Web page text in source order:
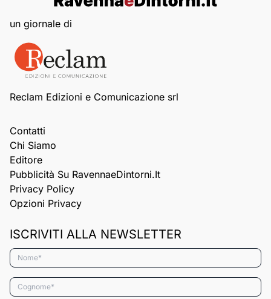
un giornale di
Reclam Edizioni e Comunicazione srl
Contatti
Chi Siamo
Editore
Pubblicità Su RavennaeDintorni.it
Privacy Policy
Opzioni Privacy
ISCRIVITI ALLA NEWSLETTER
Nome*
Cognome*